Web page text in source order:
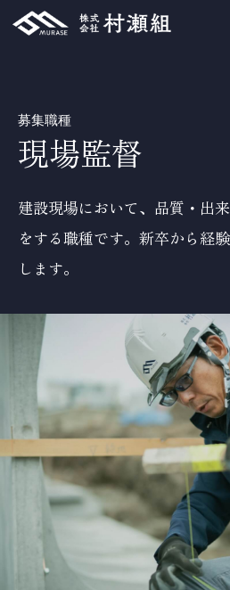
募集職種
現場監督
建設現場において、品質・出
をする職種です。新卒から経
します。